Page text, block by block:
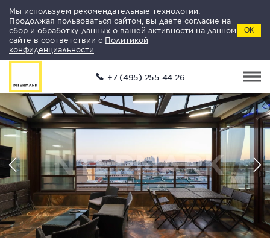
Мы используем рекомендательные технологии.
Продолжая пользоваться сайтом, вы даете согласие на
сбор и обработку данных о вашей активности на данном
сайте в соответствии с Политикой
конфиденциальности
ОК
+7 (495) 255 44 26